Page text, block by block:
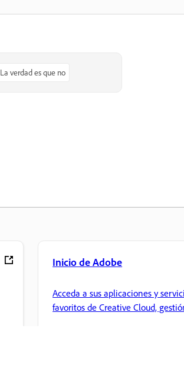
La verdad es que no
Inicio de Adobe
Acceda a sus aplicaciones y
favoritos de Creative Cloud,